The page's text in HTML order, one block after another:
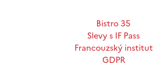
Bistro 35
Slevy s IF Pass
Francouzský institut
GDPR